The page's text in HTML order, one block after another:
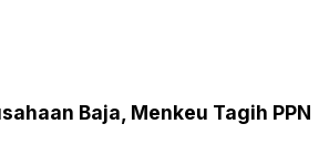
Baja, Menkeu Tagih PPN